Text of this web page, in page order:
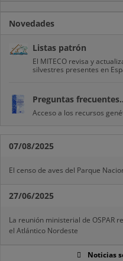
Novedades
Listas patrón
El MITECO revisa y
silvestres presentes en
Preguntas
Acceso a los recursos
07/08/2025
El censo de aves del Parque
27/06/2025
La reunión ministerial de OSPAR
el Atlántico Nordeste
Noticias